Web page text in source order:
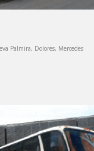
Palmira, Dolores, Mercedes